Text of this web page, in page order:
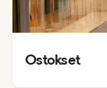
Ostokset